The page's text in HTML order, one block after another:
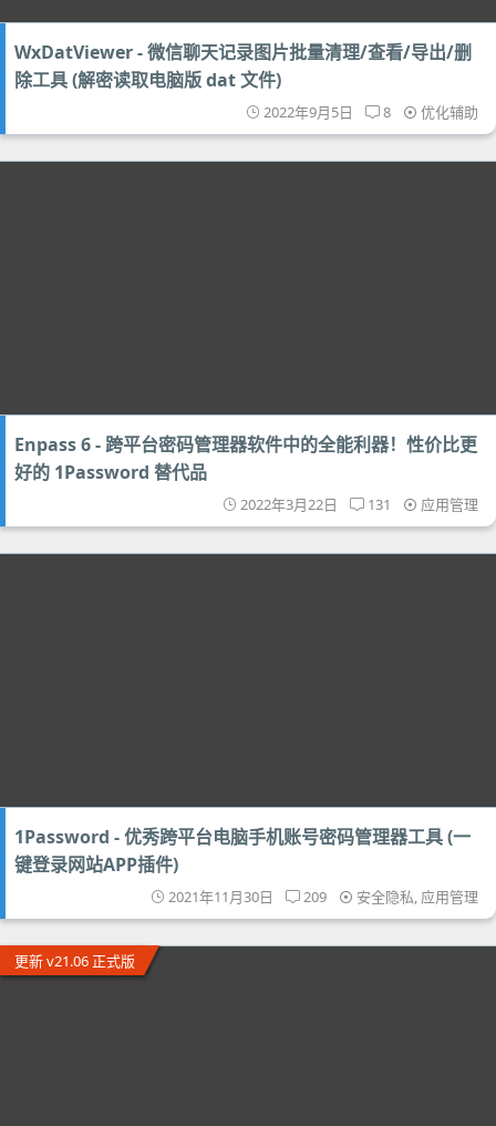
WxDatViewer - 微信聊天记录图片批量清理/查看/导出/删
除工具 (解密读取电脑版 dat 文件)
2022年9月5日 8 优化辅助
Enpass 6 - 跨平台密码管理器软件中的全能利器！性价比更
好的 1Password 替代品
2022年3月22日 131 应用管理
1Password - 优秀跨平台电脑手机账号密码管理器工具 (一
键登录网站APP插件)
2021年11月30日 209 安全隐私, 应用管理
更新 v21.06 正式版